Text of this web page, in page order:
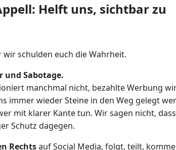
Helft uns, sichtbar zu
schulden euch die Wahrheit.
und Sabotage.
manchmal nicht, bezahlte Werbung
immer wieder Steine in den Weg gelegt
mit klarer Kante tun. Wir sagen nicht,
Schutz dagegen.
Rechtsauf Social Media, folgt, teilt,